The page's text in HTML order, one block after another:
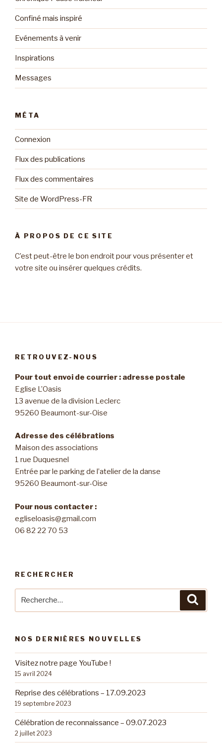
Confiné mais inspiré
Evénements à venir
Inspirations
Messages
MÉTA
Connexion
Flux des publications
Flux des commentaires
Site de WordPress-FR
À PROPOS DE CE SITE
C’est peut-être le bon endroit pour vous présenter et
votre site ou insérer quelques crédits.
RETROUVEZ-NOUS
Pour tout envoi de courrier : adresse postale
Eglise L’Oasis
13 avenue de la division Leclerc
95260 Beaumont-sur-Oise
Adresse des célébrations
Maison des associations
1 rue Duquesnel
Entrée par le parking de l’atelier de la danse
95260 Beaumont-sur-Oise
Pour nous contacter :
egliseloasis@gmail.com
06 82 22 70 53
RECHERCHER
NOS DERNIÈRES NOUVELLES
Visitez notre page YouTube !
15 avril 2024
Reprise des célébrations – 17.09.2023
19 septembre 2023
Célébration de reconnaissance – 09.07.2023
2 juillet 2023